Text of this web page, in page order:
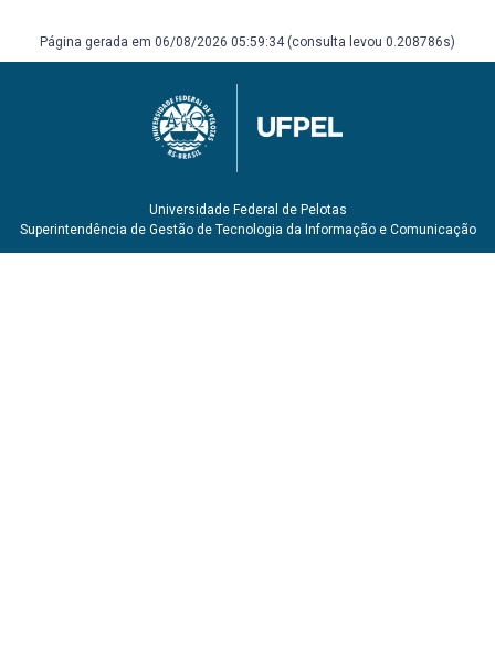
Página gerada em 06/08/2026 05:59:34 (consulta levou 0.208786s)
Universidade Federal de Pelotas
Superintendência de Gestão de Tecnologia da Informação e Comunicação